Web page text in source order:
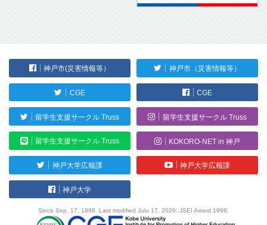
神戸市(災害情報等） 神戸市（災害情報等）
CGE CGE
留学生支援サークル Truss 留学生支援サークル Truss
留学生支援サークル Truss KOKORO-NET in 神戸
神戸大学広報課 神戸大学広報課
神戸大学
Since Sep. 17, 1996. Last modified Julu 17, 2026. JSEI Award 1998.